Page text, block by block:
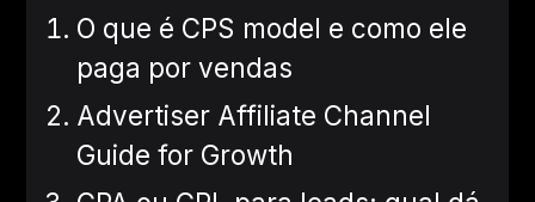
O que é CPS model e como ele
paga por vendas
Advertiser Affiliate Channel
Guide for Growth